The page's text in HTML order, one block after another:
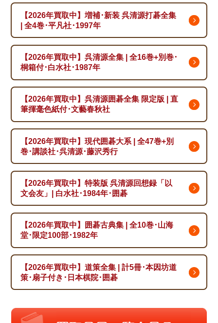
【2026年買取中】増補･新装 呉清源打碁全集
| 全4巻･平凡社･1997年
【2026年買取中】呉清源全集 | 全16巻+別巻･
桐箱付･白水社･1987年
【2026年買取中】呉清源囲碁全集 限定版 | 直
筆揮毫色紙付･文藝春秋社
【2026年買取中】現代囲碁大系 | 全47巻+別
巻･講談社･呉清源･藤沢秀行
【2026年買取中】特装版 呉清源回想録「以
文会友」| 白水社･1984年･囲碁
【2026年買取中】囲碁古典集 | 全10巻･山海
堂･限定100部･1982年
【2026年買取中】道策全集 | 計5冊･本因坊道
策･扇子付き･日本棋院･囲碁